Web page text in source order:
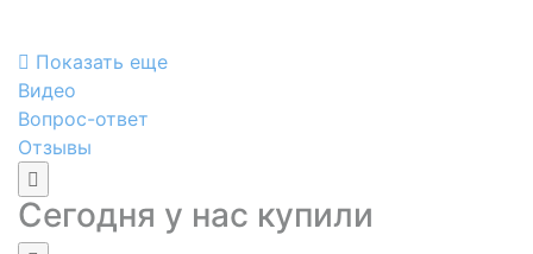
Показать еще
Видео
Вопрос-ответ
Отзывы
Сегодня у нас купили